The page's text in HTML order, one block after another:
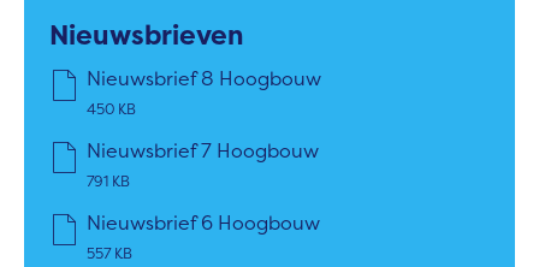
Nieuwsbrieven
Nieuwsbrief 8 Hoogbouw
450 KB
Nieuwsbrief 7 Hoogbouw
791 KB
Nieuwsbrief 6 Hoogbouw
557 KB